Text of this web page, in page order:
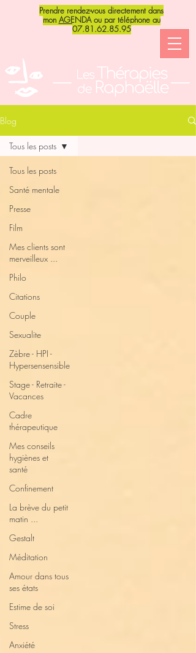
Prendre rendez-vous directement dans
mon AGENDAou par téléphone au
07.81.62.85.95
Blog
Tous les posts
Santé mentale
Presse
Film
Mes clients sont
merveilleux ...
Philo
Citations
Couple
Sexualite
Zèbre - HPI -
Hypersensensible
Stage - Retraite -
Vacances
Cadre
thérapeutique
Mes conseils
hygiènes et
santé
Confinement
La brève du petit
matin ...
Gestalt
Méditation
Amour dans tous
ses états
Estime de soi
Stress
Anxiété
Tous les posts